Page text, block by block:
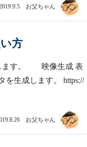
お父ちゃん
方
します。 映像生成 表
を生成します。 https://
お父ちゃん